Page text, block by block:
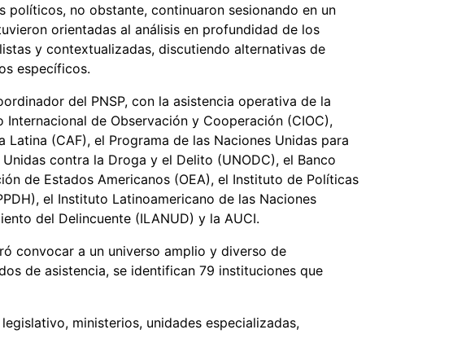
no obstante, continuaron sesionando en un
orientadas al análisis en profundidad de los
y contextualizadas, discutiendo alternativas de
específicos.
del PNSP, con la asistencia operativa de la
de Observación y Cooperación (CIOC),
(CAF), el Programa de las Naciones Unidas para
contra la Droga y el Delito (UNODC), el Banco
de Estados Americanos (OEA), el Instituto de Políticas
el Instituto Latinoamericano de las Naciones
del Delincuente (ILANUD) y la AUCI.
convocar a un universo amplio y diverso de
de asistencia, se identifican 79 instituciones que
ministerios, unidades especializadas,